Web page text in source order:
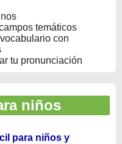
temáticos
con
tu pronunciación
niños
para niños y